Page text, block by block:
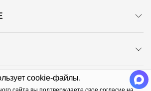
cookie-файлы.